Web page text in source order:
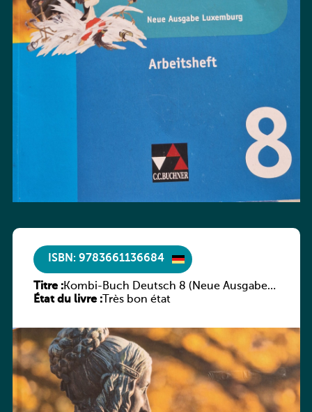
ISBN: 9783661136684
Titre :Kombi-Buch Deutsch 8 (Neue Ausgabe
Luxemburg)
État du livre :Très bon état